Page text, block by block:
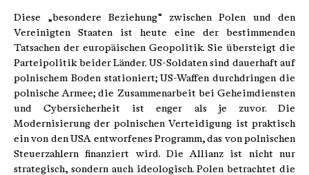
Diese „besondere Beziehung“ zwischen Polen und den
Vereinigten Staaten ist heute eine der bestimmenden
Tatsachen der europäischen Geopolitik. Sie übersteigt die
Parteipolitik beider Länder. US-Soldaten sind dauerhaft auf
polnischem Boden stationiert; US-Waffen durchdringen die
polnische Armee; die Zusammenarbeit bei Geheimdiensten
und Cybersicherheit ist enger als je zuvor. Die
Modernisierung der polnischen Verteidigung ist praktisch
ein von den USA entworfenes Programm, das von polnischen
Steuerzahlern finanziert wird. Die Allianz ist nicht nur
strategisch, sondern auch ideologisch. Polen betrachtet die